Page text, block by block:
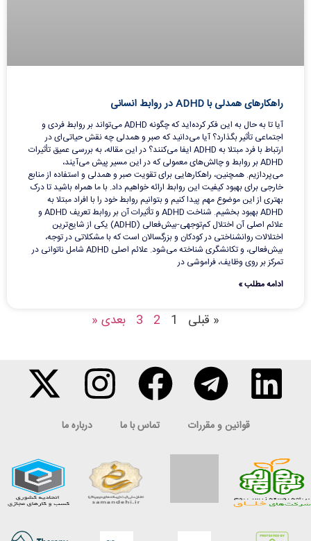
راهکارهای همدلی با ADHD در روابط انسانی
آیا تا به حال به این فکر کرده‌اید که چگونه ADHD می‌تواند بر روابط فردی و
اجتماعی تأثیر بگذارد؟ آیا می‌دانید که صبر و همدلی چه نقش حیاتی‌ای در
ارتباط با فرد مبتلا به ADHD ایفا می‌کنند؟ در این مقاله، به بررسی عمیق تأثیرات
ADHD بر روابط و چالش‌های معمولی که در این مسیر پیش می‌آیند،
می‌پردازیم. همچنین، راهکارهایی برای تقویت صبر و همدلی و استفاده از منابع
خارجی برای بهبود کیفیت این روابط ارائه خواهیم داد. با ما همراه باشید تا درک
بهتری از این موضوع مهم پیدا کنیم و بتوانیم روابط خود را با افراد مبتلا به
ADHD بهبود بخشیم. شناخت ADHD و تأثیرات آن بر روابط تعریف ADHD و
علائم اصلی آن اختلال کم‌توجهی-بیش‌فعالی (ADHD) یکی از شایع‌ترین
اختلالات روانشناختی در کودکان و بزرگسالان است که با مشکلاتی در توجه،
بیش‌فعالی، و تکانشگری شناخته می‌شود. علائم اصلی ADHD شامل ناتوانی در
تمرکز بر روی وظایف، فراموشی در
ادامه مطلب »
« قبلی 1
2
3 بعدی «
قوانین و مقررات تماس با ما درباره ما